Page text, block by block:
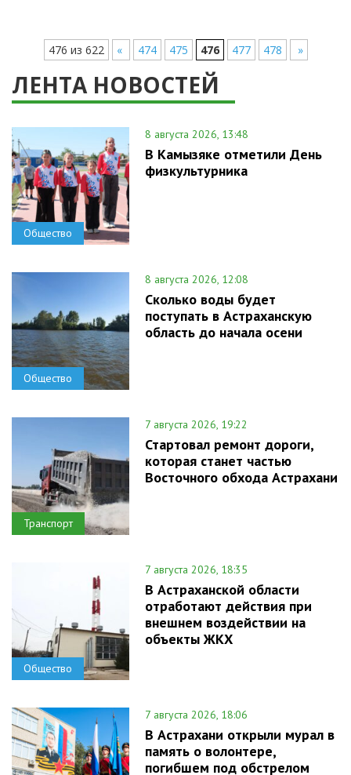
476 из 622 « 474 475 476 477 478 »
ЛЕНТА НОВОСТЕЙ
Общество
8 августа 2026, 13:48
В Камызяке отметили День
физкультурника
Общество
8 августа 2026, 12:08
Сколько воды будет
поступать в Астраханскую
область до начала осени
Транспорт
7 августа 2026, 19:22
Стартовал ремонт дороги,
которая станет частью
Восточного обхода Астрахани
Общество
7 августа 2026, 18:35
В Астраханской области
отработают действия при
внешнем воздействии на
объекты ЖКХ
7 августа 2026, 18:06
В Астрахани открыли мурал в
память о волонтере,
погибшем под обстрелом